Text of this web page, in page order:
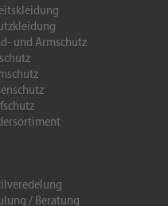
und Armschutz
/ Beratung